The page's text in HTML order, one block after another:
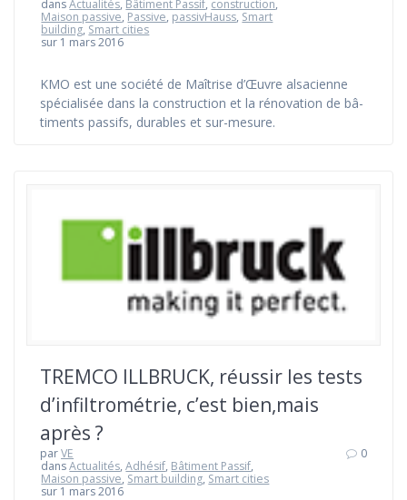
dansActualités, Bâtiment Passif, construction,
Maison passive, Passive, passivHauss, Smart
building, Smart cities
sur 1 mars 2016
KMO est une so­cié­té de Maî­trise d’Œu­vre al­sa­cienne
spé­cia­li­sée dans la cons­truc­tion et la ré­no­va­tion de bâ­
ti­ments passifs, du­ra­bles et sur-me­sure.
TREMCO ILLBRUCK, réussir les tests
d’infiltrométrie, c’est bien,mais
après ?
parVE
dansActualités,Adhésif, Bâtiment Passif,
Maison passive, Smart building, Smart cities
sur 1 mars 2016
0